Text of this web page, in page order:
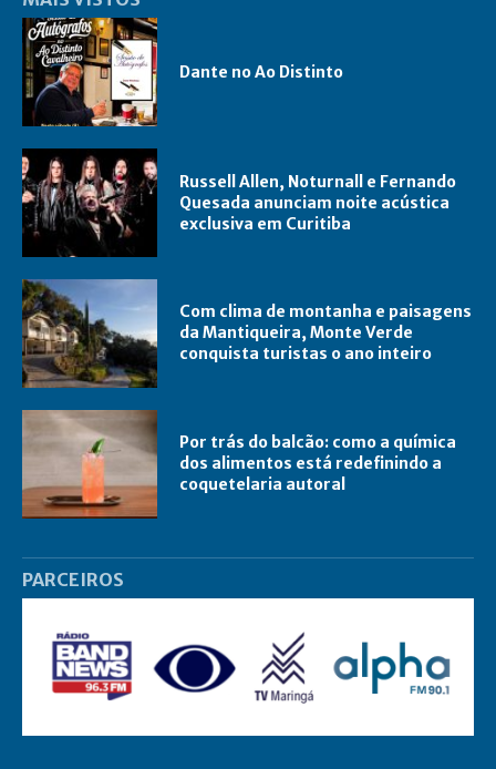
Dante no Ao Distinto
Russell Allen, Noturnall e Fernando
Quesada anunciam noite acústica
exclusiva em Curitiba
Com clima de montanha e paisagens
da Mantiqueira, Monte Verde
conquista turistas o ano inteiro
Por trás do balcão: como a química
dos alimentos está redefinindo a
coquetelaria autoral
PARCEIROS